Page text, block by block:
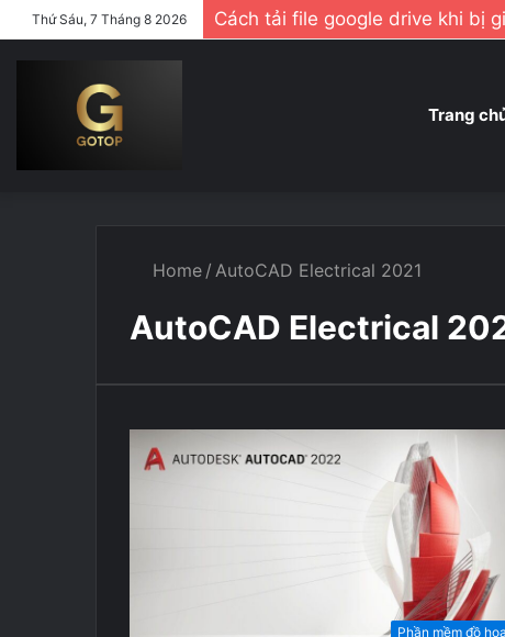
Thứ Sáu, 7 Tháng 8 2026 Cách tải file google drive khi bị
Trang
Home / AutoCAD Electrical 2021
AutoCAD Electrical
Phần mềm đồ họa